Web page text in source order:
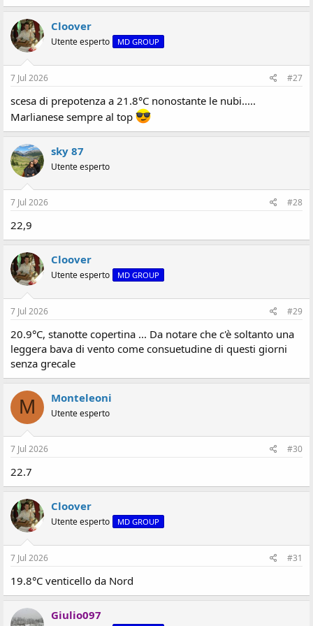
Cloover
Utente esperto MD GROUP
7 Jul 2026 #27
scesa di prepotenza a 21.8°C nonostante le nubi.....
Marlianese sempre al top
sky 87
Utente esperto
7 Jul 2026 #28
22,9
Cloover
Utente esperto MD GROUP
7 Jul 2026 #29
20.9°C, stanotte copertina ... Da notare che c'è soltanto una
leggera bava di vento come consuetudine di questi giorni
senza grecale
M Monteleoni
Utente esperto
7 Jul 2026 #30
22.7
Cloover
Utente esperto MD GROUP
7 Jul 2026 #31
19.8°C venticello da Nord
Giulio097